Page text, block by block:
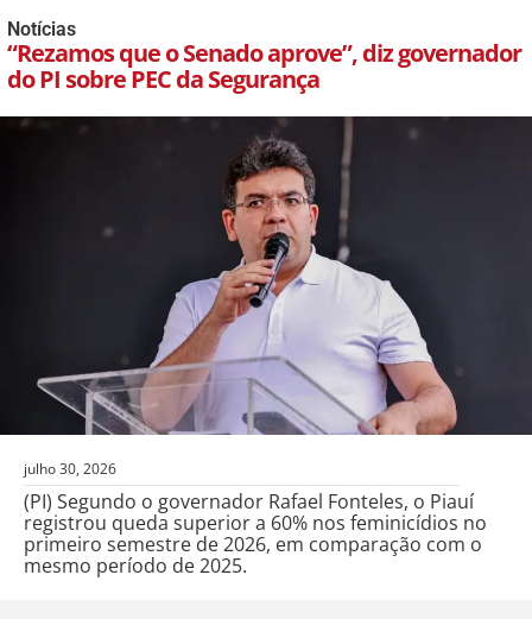
Notícias
“Rezamos que o Senado aprove”, diz governador
do PI sobre PEC da Segurança
julho 30, 2026
(PI) Segundo o governador Rafael Fonteles, o Piauí
registrou queda superior a 60% nos feminicídios no
primeiro semestre de 2026, em comparação com o
mesmo período de 2025.